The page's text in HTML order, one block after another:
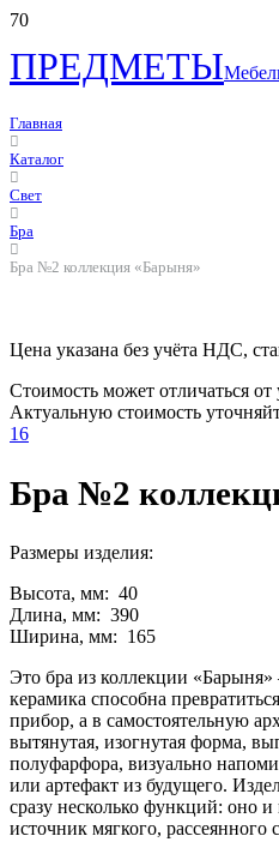
ПРЕДМЕТЫ
Главная
Каталог
Свет
Бра
Бра №2 коллекция «Барыня»
Цена указана без учёта НДС,
Стоимость может отличаться от
Актуальную стоимость
16
Бра №2
Размеры изделия:
Высота, мм: 40
Длина, мм: 390
Ширина, мм: 165
Это бра из коллекции
керамика способна
прибор, а в самостоятельную
вытянутая, изогнутая форма,
полуфарфора, визуально
или артефакт из будущего.
сразу несколько функций: оно
источник мягкого, рассеянного